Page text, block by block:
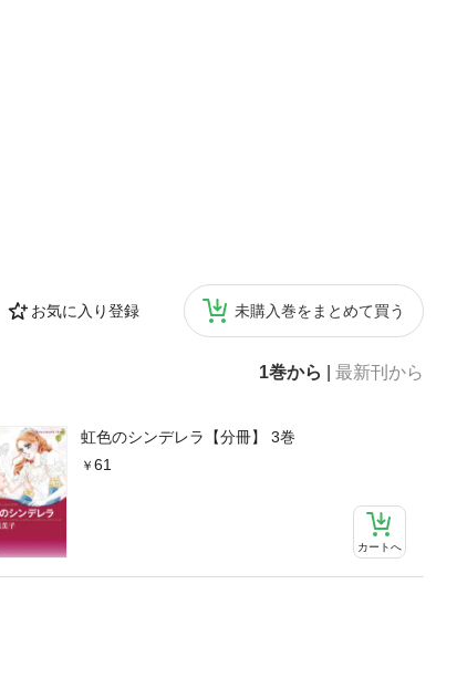
お気に入り登録 未購入巻をまとめて買う
1巻から 最新刊から
虹色のシンデレラ【分冊】 3巻
61
カートへ